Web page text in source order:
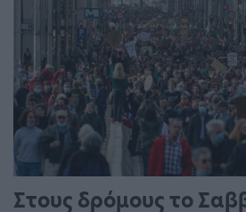
Στους δρόμους το